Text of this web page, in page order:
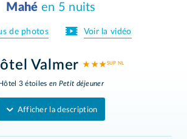
Mahé en 5 nuits
de photos Voir la vidéo
Valmer ★ ★ ★
3 étoiles en Petit déjeuner
Afficher la description